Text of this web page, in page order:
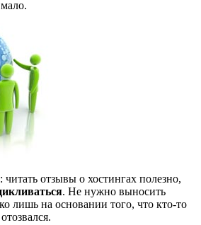
отзывы о хостингах полезно,
. Не нужно выносить
лишь на основании того, что кто-то